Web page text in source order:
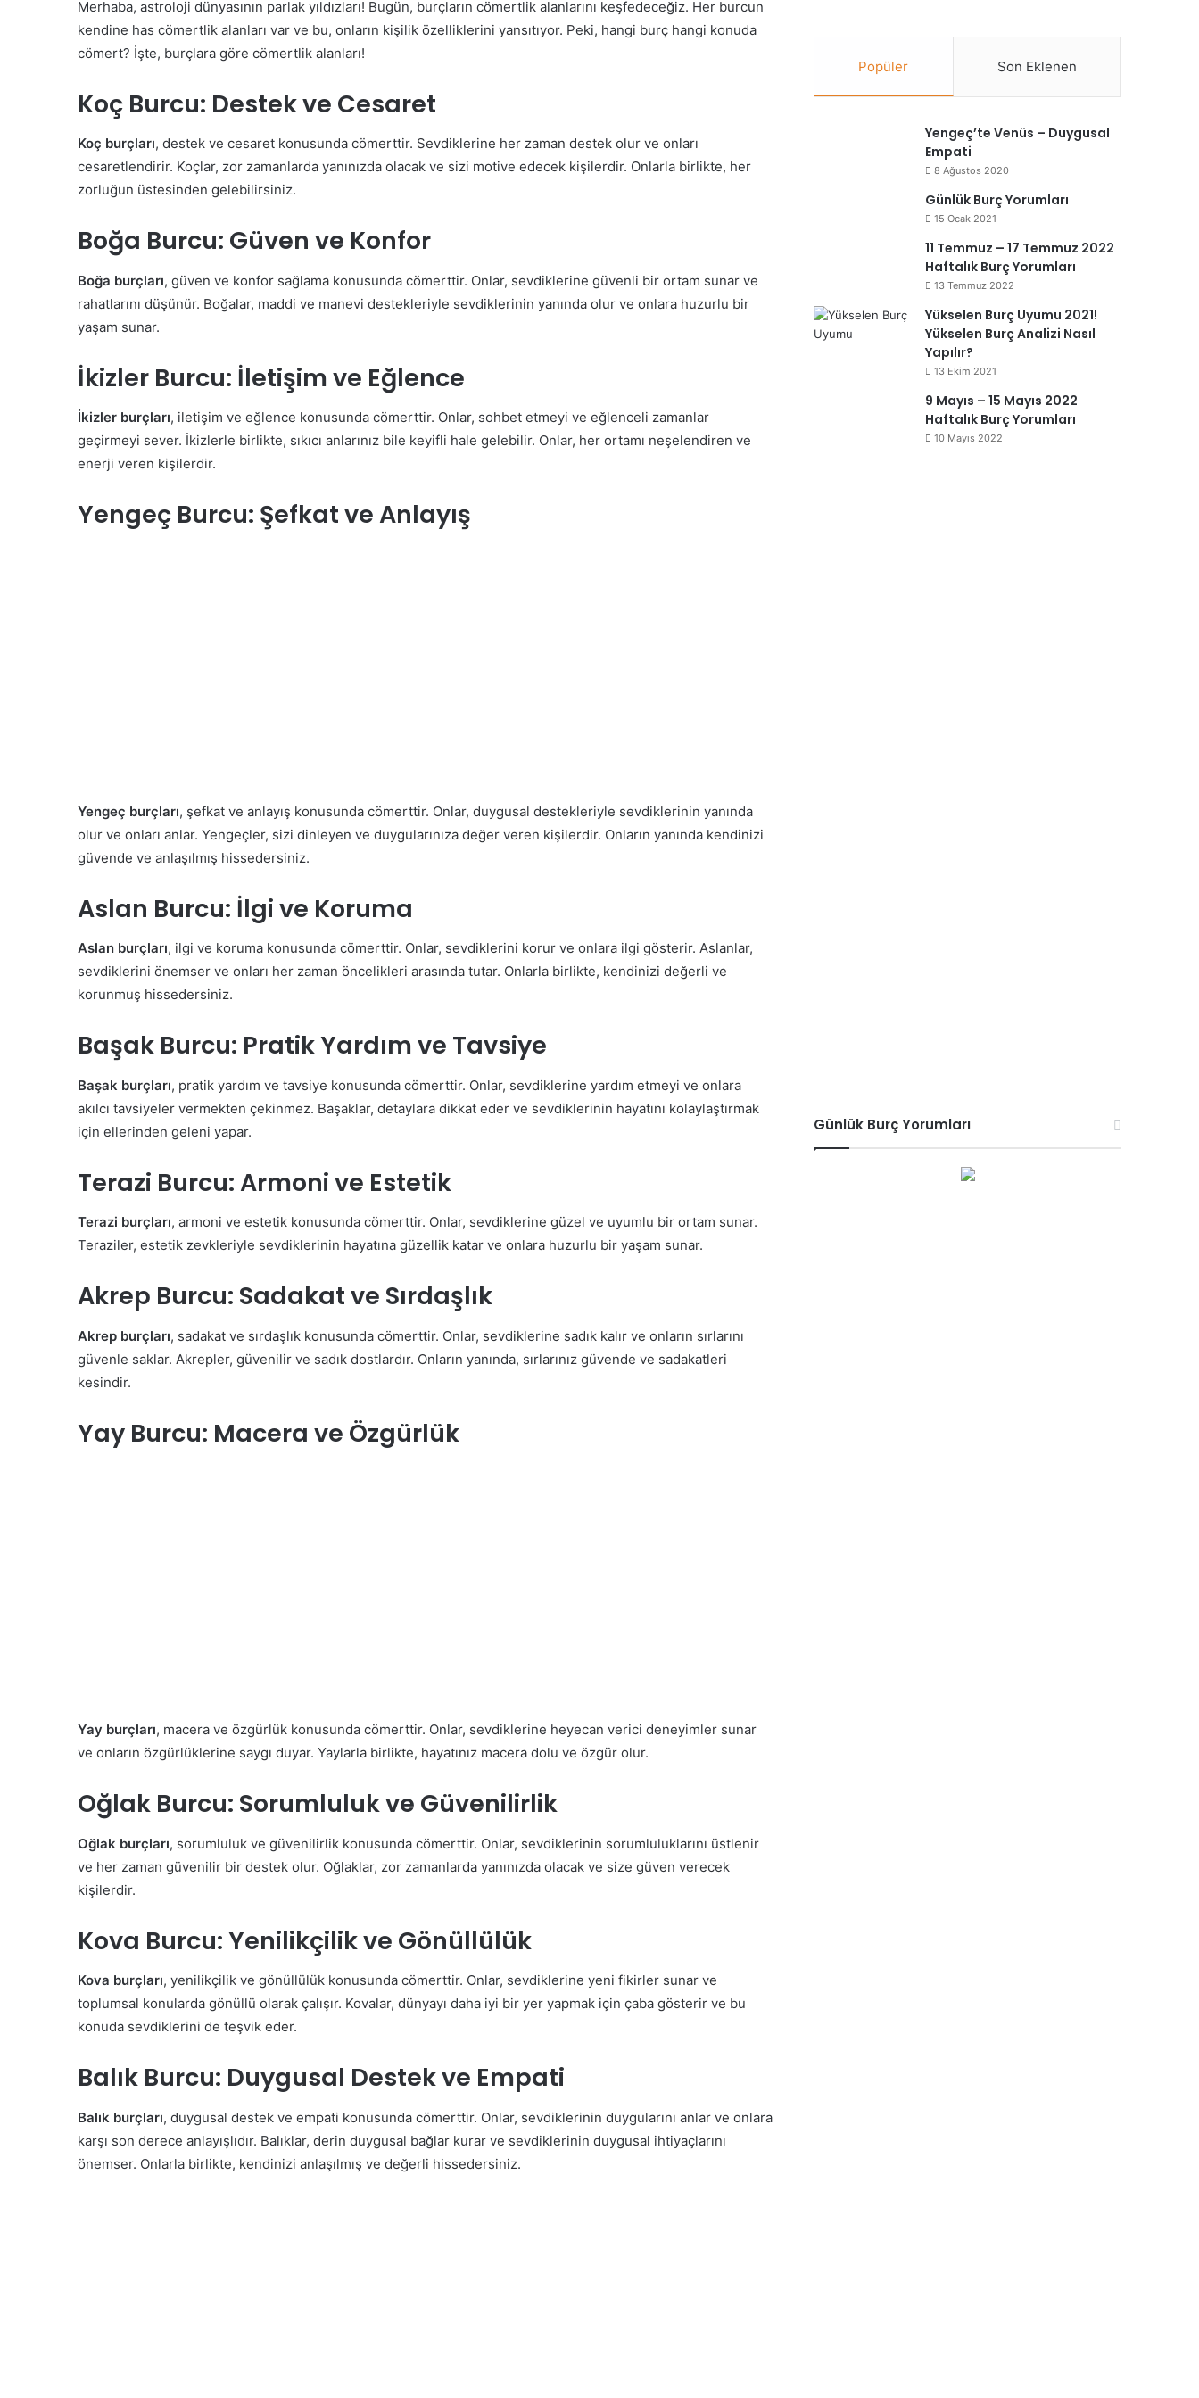
Merhaba, astroloji dünyasının parlak yıldızları! Bugün, burçların cömertlik alanlarını keşfedeceğiz. Her burcun
kendine has cömertlik alanları var ve bu, onların kişilik özelliklerini yansıtıyor. Peki, hangi burç hangi konuda
cömert? İşte, burçlara göre cömertlik alanları!
Koç Burcu: Destek ve Cesaret
Koç burçları, destek ve cesaret konusunda cömerttir. Sevdiklerine her zaman destek olur ve onları
cesaretlendirir. Koçlar, zor zamanlarda yanınızda olacak ve sizi motive edecek kişilerdir. Onlarla birlikte, her
zorluğun üstesinden gelebilirsiniz.
Boğa Burcu: Güven ve Konfor
Boğa burçları, güven ve konfor sağlama konusunda cömerttir. Onlar, sevdiklerine güvenli bir ortam sunar ve
rahatlarını düşünür. Boğalar, maddi ve manevi destekleriyle sevdiklerinin yanında olur ve onlara huzurlu bir
yaşam sunar.
İkizler Burcu: İletişim ve Eğlence
İkizler burçları, iletişim ve eğlence konusunda cömerttir. Onlar, sohbet etmeyi ve eğlenceli zamanlar
geçirmeyi sever. İkizlerle birlikte, sıkıcı anlarınız bile keyifli hale gelebilir. Onlar, her ortamı neşelendiren ve
enerji veren kişilerdir.
Yengeç Burcu: Şefkat ve Anlayış
Yengeç burçları, şefkat ve anlayış konusunda cömerttir. Onlar, duygusal destekleriyle sevdiklerinin yanında
olur ve onları anlar. Yengeçler, sizi dinleyen ve duygularınıza değer veren kişilerdir. Onların yanında kendinizi
güvende ve anlaşılmış hissedersiniz.
Aslan Burcu: İlgi ve Koruma
Aslan burçları, ilgi ve koruma konusunda cömerttir. Onlar, sevdiklerini korur ve onlara ilgi gösterir. Aslanlar,
sevdiklerini önemser ve onları her zaman öncelikleri arasında tutar. Onlarla birlikte, kendinizi değerli ve
korunmuş hissedersiniz.
Başak Burcu: Pratik Yardım ve Tavsiye
Başak burçları, pratik yardım ve tavsiye konusunda cömerttir. Onlar, sevdiklerine yardım etmeyi ve onlara
akılcı tavsiyeler vermekten çekinmez. Başaklar, detaylara dikkat eder ve sevdiklerinin hayatını kolaylaştırmak
için ellerinden geleni yapar.
Terazi Burcu: Armoni ve Estetik
Terazi burçları, armoni ve estetik konusunda cömerttir. Onlar, sevdiklerine güzel ve uyumlu bir ortam sunar.
Teraziler, estetik zevkleriyle sevdiklerinin hayatına güzellik katar ve onlara huzurlu bir yaşam sunar.
Akrep Burcu: Sadakat ve Sırdaşlık
Akrep burçları, sadakat ve sırdaşlık konusunda cömerttir. Onlar, sevdiklerine sadık kalır ve onların sırlarını
güvenle saklar. Akrepler, güvenilir ve sadık dostlardır. Onların yanında, sırlarınız güvende ve sadakatleri
kesindir.
Yay Burcu: Macera ve Özgürlük
Yay burçları, macera ve özgürlük konusunda cömerttir. Onlar, sevdiklerine heyecan verici deneyimler sunar
ve onların özgürlüklerine saygı duyar. Yaylarla birlikte, hayatınız macera dolu ve özgür olur.
Oğlak Burcu: Sorumluluk ve Güvenilirlik
Oğlak burçları, sorumluluk ve güvenilirlik konusunda cömerttir. Onlar, sevdiklerinin sorumluluklarını üstlenir
ve her zaman güvenilir bir destek olur. Oğlaklar, zor zamanlarda yanınızda olacak ve size güven verecek
kişilerdir.
Kova Burcu: Yenilikçilik ve Gönüllülük
Kova burçları, yenilikçilik ve gönüllülük konusunda cömerttir. Onlar, sevdiklerine yeni fikirler sunar ve
toplumsal konularda gönüllü olarak çalışır. Kovalar, dünyayı daha iyi bir yer yapmak için çaba gösterir ve bu
konuda sevdiklerini de teşvik eder.
Balık Burcu: Duygusal Destek ve Empati
Balık burçları, duygusal destek ve empati konusunda cömerttir. Onlar, sevdiklerinin duygularını anlar ve onlara
karşı son derece anlayışlıdır. Balıklar, derin duygusal bağlar kurar ve sevdiklerinin duygusal ihtiyaçlarını
önemser. Onlarla birlikte, kendinizi anlaşılmış ve değerli hissedersiniz.
Popüler Son Eklenen
Yengeç’te Venüs – Duygusal
Empati
8 Ağustos 2020
Günlük Burç Yorumları
15 Ocak 2021
11 Temmuz – 17 Temmuz 2022
Haftalık Burç Yorumları
13 Temmuz 2022
Yükselen Burç Uyumu 2021!
Yükselen Burç Analizi Nasıl
Yapılır?
13 Ekim 2021
9 Mayıs – 15 Mayıs 2022
Haftalık Burç Yorumları
10 Mayıs 2022
Günlük Burç Yorumları